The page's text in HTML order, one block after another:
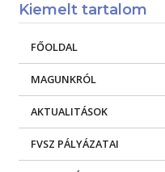
Kiemelt tartalom
FŐOLDAL
MAGUNKRÓL
AKTUALITÁSOK
FVSZ PÁLYÁZATAI